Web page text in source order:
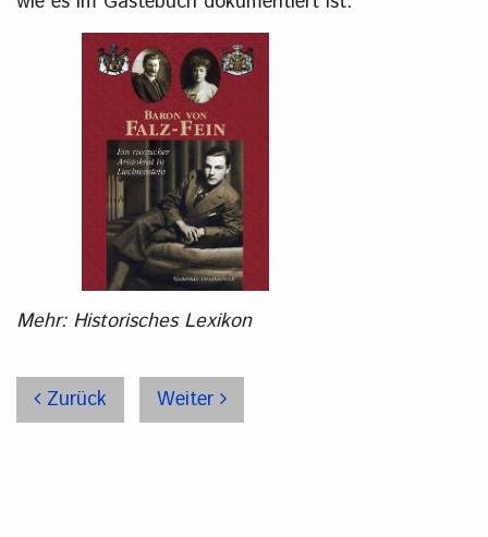
Mehr: Historisches Lexikon
Zurück Weiter